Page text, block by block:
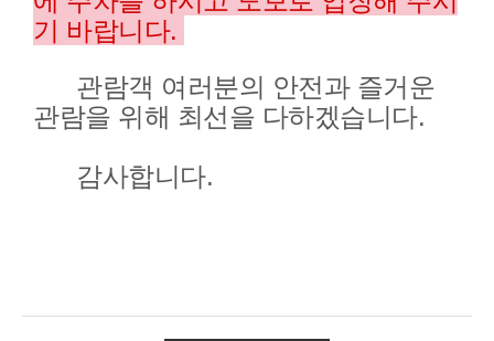
기 바랍니다.
관람객 여러분의 안전과 즐거운
관람을 위해 최선을 다하겠습니다.
감사합니다.